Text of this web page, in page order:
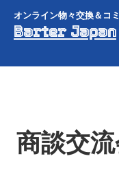
オンライン物々交換＆コ
Barter Japan
商談交